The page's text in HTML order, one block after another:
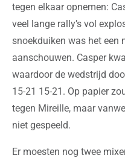
tegen elkaar opnemen:
veel lange rally’s vol
snoekduiken was het een
aanschouwen. Casper
waardoor de wedstrijd
15-21 15-21. Op papier
tegen Mireille, maar
niet gespeeld.
Er moesten nog twee